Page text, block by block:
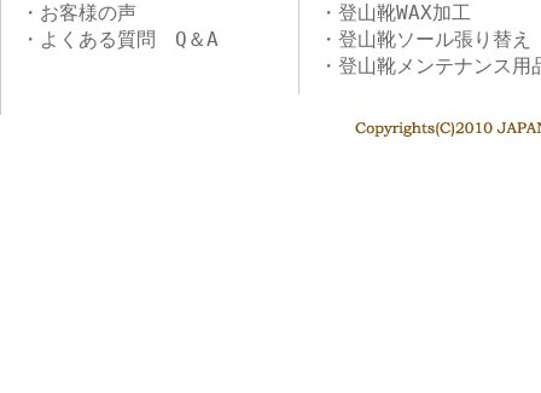
・お客様の声
・よくある質問 Q＆A
・登山靴WAX加工
・登山靴ソール張り替え
・登山靴メンテナンス用